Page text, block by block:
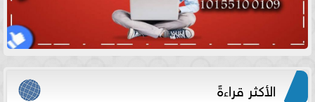
الأكثر قراءةً